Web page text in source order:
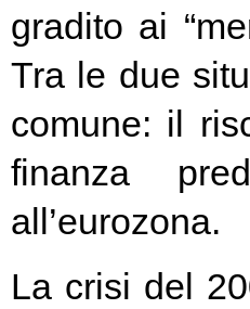
gradito ai
Tra le due
comune: il
finanza
all’eurozona.
La crisi del